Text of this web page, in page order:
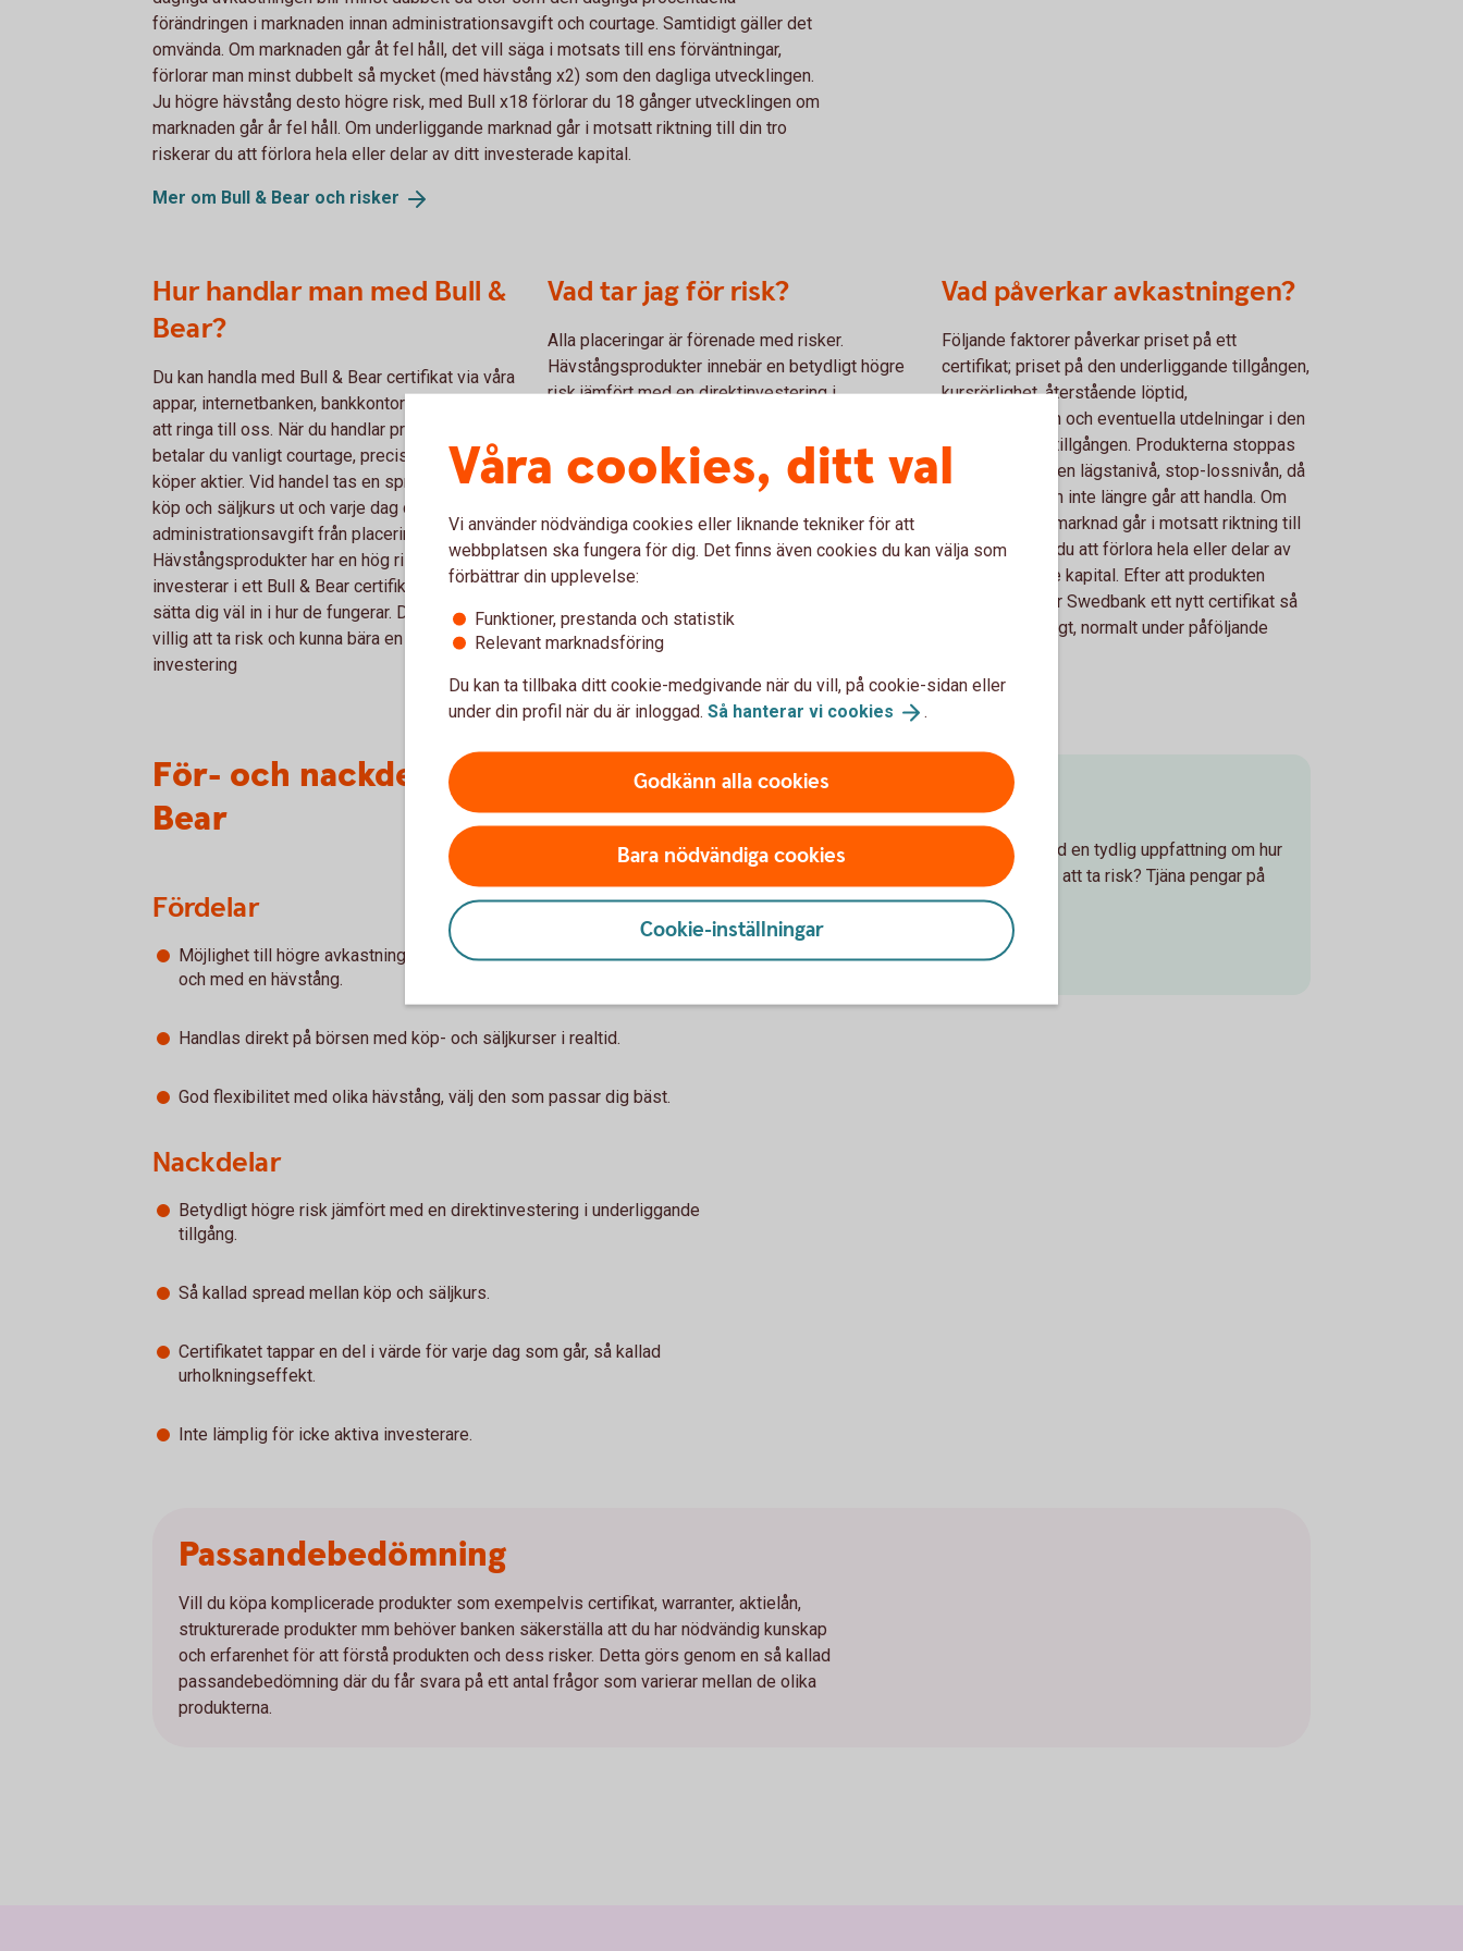
förändringen i marknaden innan administrationsavgift och courtage. Samtidigt gäller det
omvända. Om marknaden går åt fel håll, det vill säga i motsats till ens förväntningar,
förlorar man minst dubbelt så mycket (med hävstång x2) som den dagliga utvecklingen.
Ju högre hävstång desto högre risk, med Bull x18 förlorar du 18 gånger utvecklingen om
marknaden går år fel håll. Om underliggande marknad går i motsatt riktning till din tro
riskerar du att förlora hela eller delar av ditt investerade kapital.
Mer om Bull & Bear och risker
Hur handlar man med Bull &
Bear?
Du kan handla med Bull & Bear certifikat via våra
appar, internetbanken, bankkontor eller genom
att ringa till oss. När du handlar produkterna
betalar du vanligt courtage, precis som när du
köper aktier. Vid handel tas en spread mellan
köp och säljkurs ut och varje dag dras en
administrationsavgift från placeringens värde.
Hävstångsprodukter har en hög risk och innan du
investerar i ett Bull & Bear certifikat behöver du
sätta dig väl in i hur de fungerar. Du behöver vara
villig att ta risk och kunna bära en förlust i din
investering
Vad tar jag för risk?
Alla placeringar är förenade med risker.
Hävstångsprodukter innebär en betydligt högre
risk jämfört med en direktinvestering i
högre risk, certifikat med hög hävstång har med
andra ord en mycket hög risk. Om underliggande
marknad går i motsatt riktning till din tro riskerar
du att förlora hela eller delar av ditt investerade
kapital. Som investerare i produkterna är du
exponerad mot marknadsrisk, kreditrisk,
urholkningsrisk. Vi har sammanfattat de
viktigaste riskerna under avsnittet ”Läs mer om”
ovan.
Vad påverkar avkastningen?
Följande faktorer påverkar priset på ett
certifikat; priset på den underliggande tillgången,
kursrörlighet, återstående löptid,
marknadsräntan och eventuella utdelningar i den
underliggande tillgången. Produkterna stoppas
ut, knockas, på en lägstanivå, stop-lossnivån, då
det förfaller och inte längre går att handla. Om
underliggande marknad går i motsatt riktning till
din tro riskerar du att förlora hela eller delar av
ditt investerade kapital. Efter att produkten
stoppas noterar Swedbank ett nytt certifikat så
snart som möjligt, normalt under påföljande
För- och nackdelar med Bull &
Bear
Fördelar
Möjlighet till högre avkastning än underliggande tillgångs uppgång i
och med en hävstång.
Handlas direkt på börsen med köp- och säljkurser i realtid.
God flexibilitet med olika hävstång, välj den som passar dig bäst.
Nackdelar
Betydligt högre risk jämfört med en direktinvestering i underliggande
tillgång.
Så kallad spread mellan köp och säljkurs.
Certifikatet tappar en del i värde för varje dag som går, så kallad
urholkningseffekt.
Inte lämplig för icke aktiva investerare.
Bull & Bear
Är du en erfaren marknadskännare med en tydlig uppfattning om hur
börsen kommer utvecklas och är villig att ta risk? Tjäna pengar på
din tro – med Swedbank Bull & Bear!
Bull & Bearcertifikat
Passandebedömning
Vill du köpa komplicerade produkter som exempelvis certifikat, warranter, aktielån,
strukturerade produkter mm behöver banken säkerställa att du har nödvändig kunskap
och erfarenhet för att förstå produkten och dess risker. Detta görs genom en så kallad
passandebedömning där du får svara på ett antal frågor som varierar mellan de olika
produkterna.
Våra cookies, ditt val
Vi använder nödvändiga cookies eller liknande tekniker för att
webbplatsen ska fungera för dig. Det finns även cookies du kan välja som
förbättrar din upplevelse:
Funktioner, prestanda och statistik
Relevant marknadsföring
Du kan ta tillbaka ditt cookie-medgivande när du vill, på cookie-sidan eller
under din profil när du är inloggad. Så hanterar vi cookies .
Godkänn alla cookies
Bara nödvändiga cookies
Cookie-inställningar